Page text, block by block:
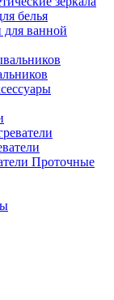
белья
ванной
Проточные